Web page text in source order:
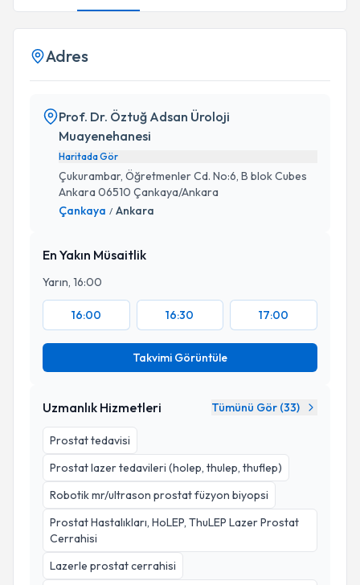
Adres
Prof. Dr. Öztuğ Adsan Üroloji
Muayenehanesi
Haritada Gör
Çukurambar, Öğretmenler Cd. No:6, B blok Cubes
Ankara 06510 Çankaya/Ankara
Çankaya / Ankara
En Yakın Müsaitlik
Yarın, 16:00
16:00 16:30 17:00
Takvimi Görüntüle
Uzmanlık Hizmetleri Tümünü Gör (33)
Prostat tedavisi
Prostat lazer tedavileri (holep, thulep, thuflep)
Robotik mr/ultrason prostat füzyon biyopsi
Prostat Hastalıkları, HoLEP, ThuLEP Lazer Prostat
Cerrahisi
Lazerle prostat cerrahisi